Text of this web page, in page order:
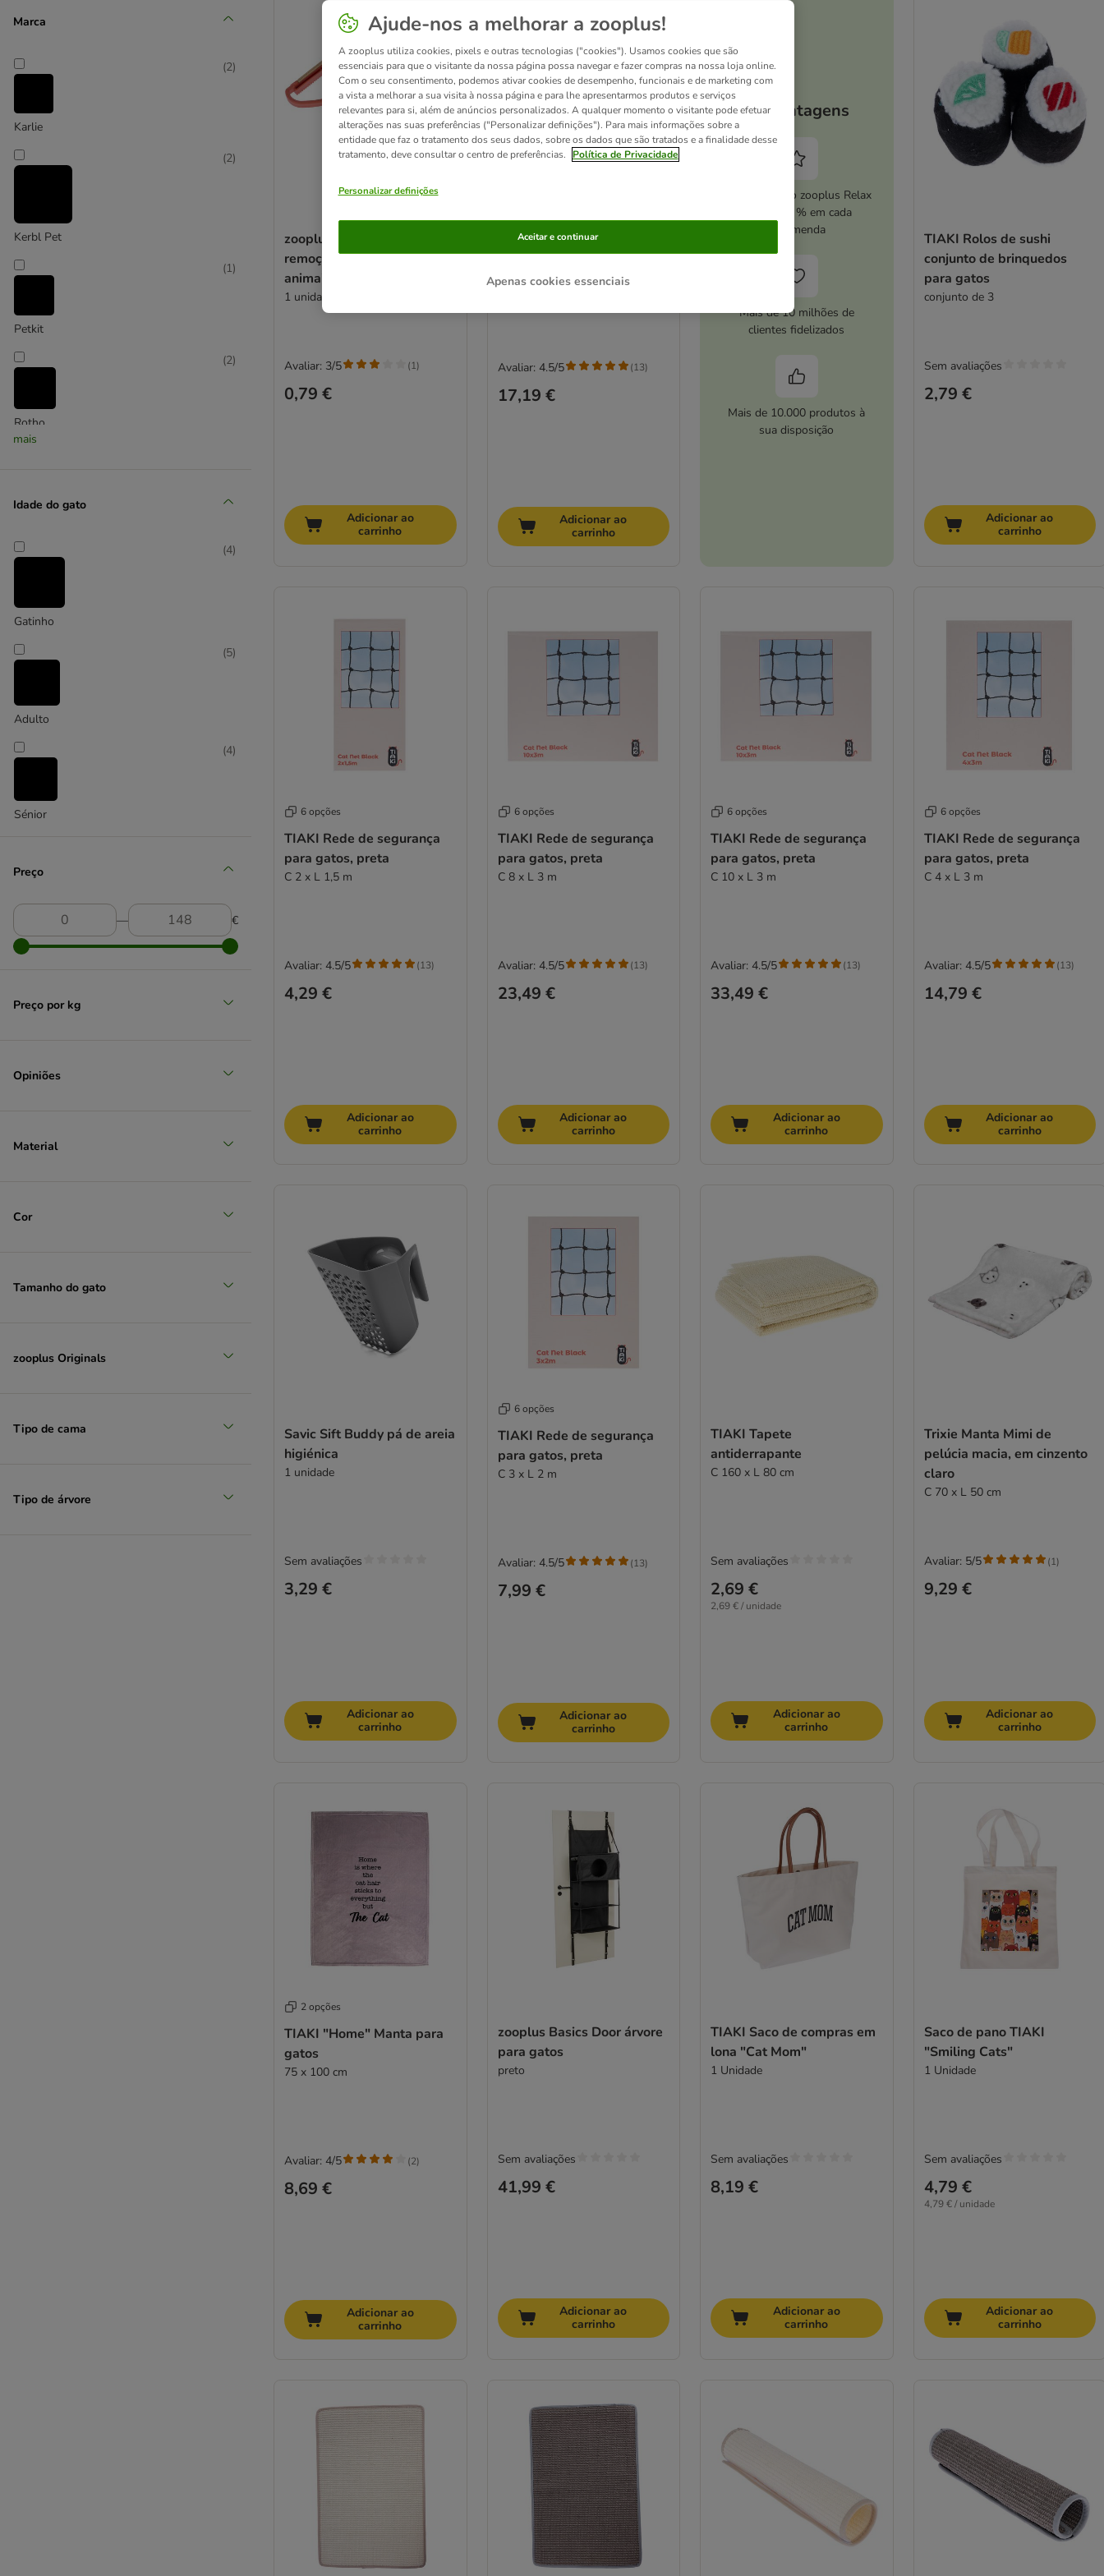
Marca
Karlie
(2)
Kerbl Pet
(2)
Petkit
(1)
Rotho
(2)
savic
TIAKI
mais
Idade do gato
Gatinho
(4)
Adulto
(5)
Sénior
(4)
Preço
― €
Preço por kg
Opiniões
Material
Cor
Tamanho do gato
zooplus Originals
Tipo de cama
Tipo de árvore
zooplus Basics Escova de
remoção de pelos de
animais de estimação
1 unidade
0,79 €
Avaliar: 3/5 (1)
Adicionar ao
carrinho
TIAKI Rede de segurança
C 6 x L 3 m
17,19 €
Avaliar: 4.5/5 (13)
Adicionar ao
carrinho
As vantagens
Ative o serviço zooplus Relax
e poupe 5 % em cada
encomenda
Mais de 10 milhões de
clientes fidelizados
Mais de 10.000 produtos à
sua disposição
TIAKI Rolos de sushi
conjunto de brinquedos
para gatos
conjunto de 3
2,79 €
Sem avaliações
Adicionar ao
carrinho
6 opções
TIAKI Rede de segurança
para gatos, preta
C 2 x L 1,5 m
4,29 €
Avaliar: 4.5/5 (13)
Adicionar ao
carrinho
6 opções
TIAKI Rede de segurança
para gatos, preta
C 8 x L 3 m
23,49 €
Avaliar: 4.5/5 (13)
Adicionar ao
carrinho
6 opções
TIAKI Rede de segurança
para gatos, preta
C 10 x L 3 m
33,49 €
Avaliar: 4.5/5 (13)
Adicionar ao
carrinho
6 opções
TIAKI Rede de segurança
para gatos, preta
C 4 x L 3 m
14,79 €
Avaliar: 4.5/5 (13)
Adicionar ao
carrinho
Savic Sift Buddy pá de areia
higiénica
1 unidade
3,29 €
Sem avaliações
Adicionar ao
carrinho
6 opções
TIAKI Rede de segurança
para gatos, preta
C 3 x L 2 m
7,99 €
Avaliar: 4.5/5 (13)
Adicionar ao
carrinho
TIAKI Tapete
antiderrapante
C 160 x L 80 cm
2,69 €
2,69 € / unidade
Sem avaliações
Adicionar ao
carrinho
Trixie Manta Mimi de
pelúcia macia, em cinzento
claro
C 70 x L 50 cm
9,29 €
Avaliar: 5/5 (1)
Adicionar ao
carrinho
2 opções
TIAKI "Home" Manta para
gatos
75 x 100 cm
8,69 €
Avaliar: 4/5 (2)
Adicionar ao
carrinho
zooplus Basics Door árvore
para gatos
preto
41,99 €
Sem avaliações
Adicionar ao
carrinho
TIAKI Saco de compras em
lona "Cat Mom"
1 Unidade
8,19 €
Sem avaliações
Adicionar ao
carrinho
Saco de pano TIAKI
"Smiling Cats"
1 Unidade
4,79 €
4,79 € / unidade
Sem avaliações
Adicionar ao
carrinho
Ajude-nos a melhorar a zooplus!
A zooplus utiliza cookies, pixels e outras tecnologias ("cookies"). Usamos cookies que são
essenciais para que o visitante da nossa página possa navegar e fazer compras na nossa loja online.
Com o seu consentimento, podemos ativar cookies de desempenho, funcionais e de marketing com
a vista a melhorar a sua visita à nossa página e para lhe apresentarmos produtos e serviços
relevantes para si, além de anúncios personalizados. A qualquer momento o visitante pode efetuar
alterações nas suas preferências ("Personalizar definições"). Para mais informações sobre a
entidade que faz o tratamento dos seus dados, sobre os dados que são tratados e a finalidade desse
tratamento, deve consultar o centro de preferências.
Política de Privacidade
Personalizar definições
Apenas cookies essenciais
Aceitar e continuar